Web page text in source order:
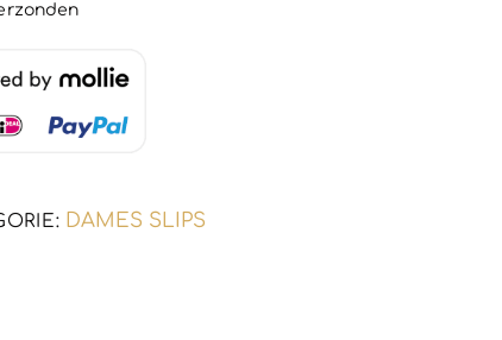
DAMES SLIPS